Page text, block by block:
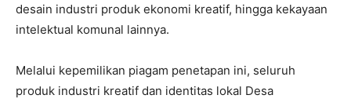
desain industri produk ekonomi kreatif, hingga kekayaan
intelektual komunal lainnya.
Melalui kepemilikan piagam penetapan ini, seluruh
produk industri kreatif dan identitas lokal Desa